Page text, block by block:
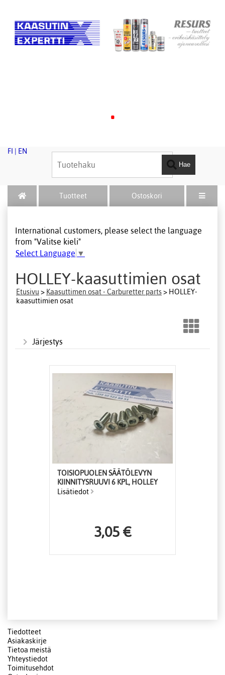
.
FI EN
Hae
Tuotteet Ostoskori
International customers, please select the language
from "Valitse kieli"
Select Language ▼
HOLLEY-kaasuttimien osat
Etusivu > Kaasuttimen osat - Carburetter parts> HOLLEY-
kaasuttimien osat
Järjestys
TOISIOPUOLEN SÄÄTÖLEVYN
KIINNITYSRUUVI 6 KPL, HOLLEY
Lisätiedot
3,05 €
Tiedotteet
Asiakaskirje
Tietoa meistä
Yhteystiedot
Toimitusehdot